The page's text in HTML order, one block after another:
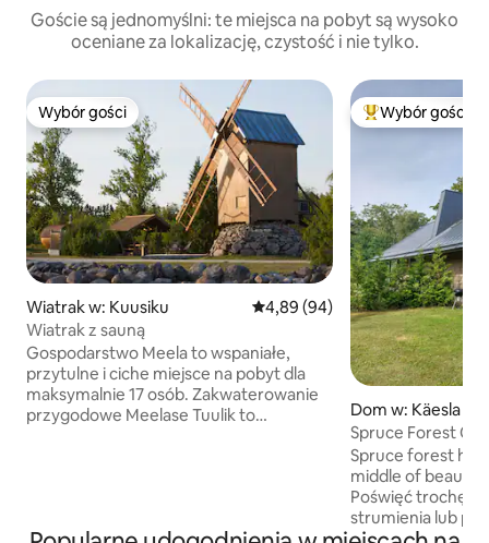
Goście są jednomyślni: te miejsca na pobyt są wysoko
oceniane za lokalizację, czystość i nie tylko.
Wybór gości
Wybór gości
Wiatrak w: Kuusiku Średnia ocena: 4,89 na 5,
4,89 (94)
Wiatrak z sauną
Gospodarstwo Meela to wspaniałe,
przytulne i ciche miejsce na pobyt dla
maksymalnie 17 osób. Zakwaterowanie
przygodowe Meelase Tuulik to
Wybór gości
Dom w: Käesla
Spruce Forest
Spruce forest
middle of
Poświęć trochę
strumienia lub
las. Dom ma wszystko, czego